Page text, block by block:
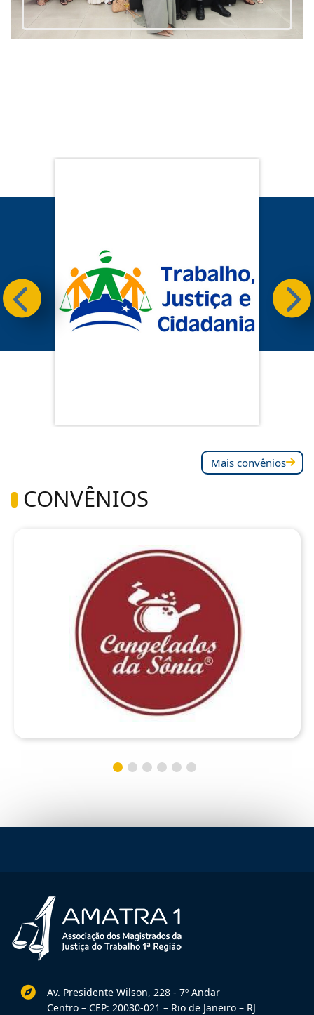
CONVÊNIOS
Mais convênios
Av. Presidente Wilson, 228 - 7º Andar
Centro – CEP: 20030-021 – Rio de Janeiro – RJ